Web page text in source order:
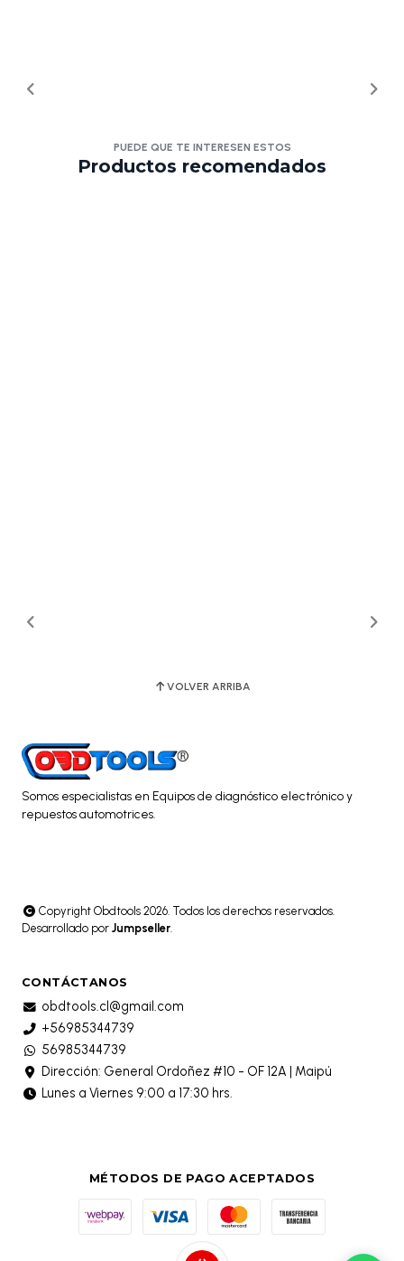
PUEDE QUE TE INTERESEN ESTOS
Productos recomendados
VOLVER ARRIBA
Somos especialistas en Equipos de diagnóstico electrónico y
repuestos automotrices.
Copyright Obdtools 2026. Todos los derechos reservados.
Desarrollado por Jumpseller.
CONTÁCTANOS
obdtools.cl@gmail.com
+56985344739
56985344739
Dirección: General Ordoñez #10 - OF 12A | Maipú
Lunes a Viernes 9:00 a 17:30 hrs.
MÉTODOS DE PAGO ACEPTADOS